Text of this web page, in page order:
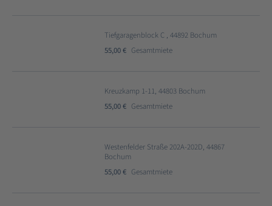
Tiefgaragenblock C , 44892 Bochum
55,00 € Gesamtmiete
Kreuzkamp 1-11, 44803 Bochum
55,00 € Gesamtmiete
Westenfelder Straße 202A-202D, 44867
Bochum
55,00 € Gesamtmiete